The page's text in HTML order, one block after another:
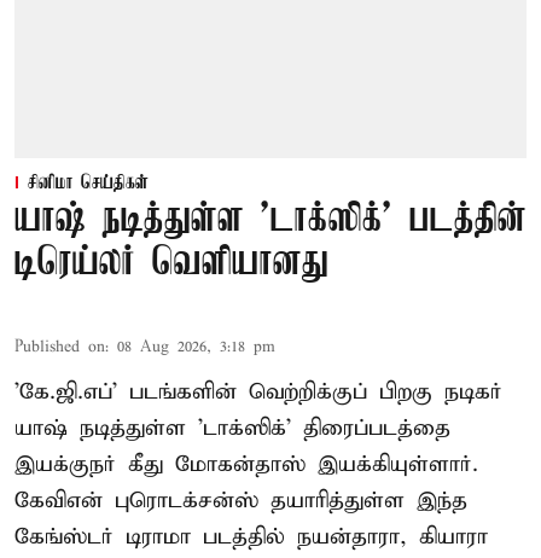
சினிமா செய்திகள்
யாஷ் நடித்துள்ள 'டாக்‌ஸிக்' படத்தின்
டிரெய்லர் வெளியானது
Published on: 08 Aug 2026, 3:18 pm
'கே.ஜி.எப்' படங்களின் வெற்றிக்குப் பிறகு நடிகர்
யாஷ் நடித்துள்ள 'டாக்ஸிக்' திரைப்படத்தை
இயக்குநர் கீது மோகன்தாஸ் இயக்கியுள்ளார்.
கேவிஎன் புரொடக்சன்ஸ் தயாரித்துள்ள இந்த
கேங்ஸ்டர் டிராமா படத்தில் நயன்தாரா, கியாரா